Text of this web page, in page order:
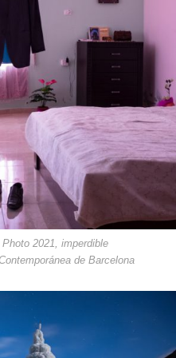
2021, imperdible
de Barcelona